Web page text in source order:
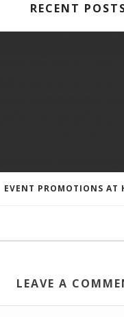
RECENT
LEAVE A